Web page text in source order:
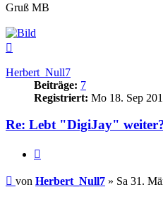
Gruß MB
Herbert_Null7
Beiträge: 7
Registriert: Mo 18. Sep
Re: Lebt "DigiJay"
Beitrag
von Herbert_Null7 » Sa 31.